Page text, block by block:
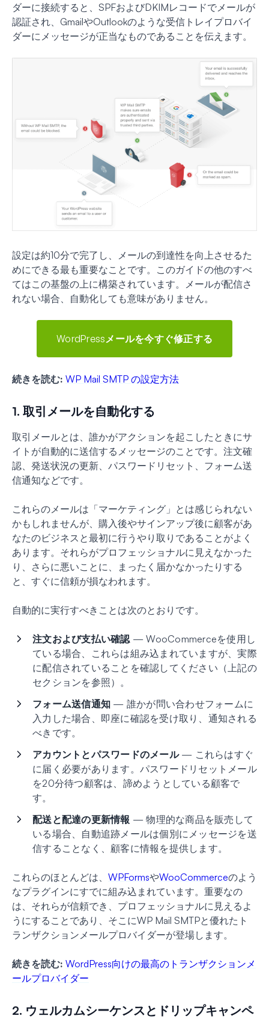
ダーに接続すると、SPFおよびDKIMレコードでメールが
認証され、GmailやOutlookのような受信トレイプロバイ
ダーにメッセージが正当なものであることを伝えます。
設定は約10分で完了し、メールの到達性を向上させるた
めにできる最も重要なことです。このガイドの他のすべ
てはこの基盤の上に構築されています。メールが配信さ
れない場合、自動化しても意味がありません。
WordPressメールを今すぐ修正する
続きを読む: WP Mail SMTP の設定方法
1. 取引メールを自動化する
取引メールとは、誰かがアクションを起こしたときにサ
イトが自動的に送信するメッセージのことです。注文確
認、発送状況の更新、パスワードリセット、フォーム送
信通知などです。
これらのメールは「マーケティング」とは感じられない
かもしれませんが、購入後やサインアップ後に顧客があ
なたのビジネスと最初に行うやり取りであることがよく
あります。それらがプロフェッショナルに見えなかった
り、さらに悪いことに、まったく届かなかったりする
と、すぐに信頼が損なわれます。
自動的に実行すべきことは次のとおりです。
注文および支払い確認— WooCommerceを使用し
ている場合、これらは組み込まれていますが、実際
に配信されていることを確認してください（上記の
セクションを参照）。
フォーム送信通知 — 誰かが問い合わせフォームに
入力した場合、即座に確認を受け取り、通知される
べきです。
アカウントとパスワードのメール— これらはすぐ
に届く必要があります。パスワードリセットメール
を20分待つ顧客は、諦めようとしている顧客で
す。
配送と配達の更新情報 — 物理的な商品を販売して
いる場合、自動追跡メールは個別にメッセージを送
信することなく、顧客に情報を提供します。
これらのほとんどは、 WPFormsやWooCommerceのよう
なプラグインにすでに組み込まれています。重要なの
は、それらが信頼でき、プロフェッショナルに見えるよ
うにすることであり、そこにWP Mail SMTPと優れたト
ランザクションメールプロバイダーが登場します。
続きを読む: WordPress向けの最高のトランザクションメ
ールプロバイダー
2. ウェルカムシーケンスとドリップキャンペ